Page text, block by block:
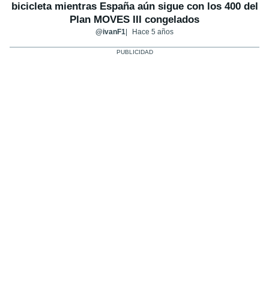
bicicleta mientras España aún sigue con los 400 del
Plan MOVES III congelados
@ivanF1 Hace 5 años